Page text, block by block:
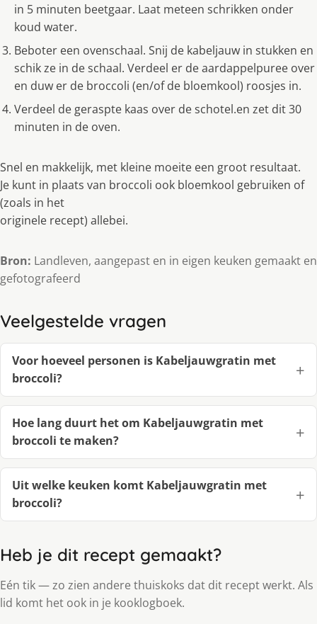
in 5 minuten beetgaar. Laat meteen schrikken onder
koud water.
Beboter een ovenschaal. Snij de kabeljauw in stukken en
schik ze in de schaal. Verdeel er de aardappelpuree over
en duw er de broccoli (en/of de bloemkool) roosjes in.
Verdeel de geraspte kaas over de schotel.en zet dit 30
minuten in de oven.
Snel en makkelijk, met kleine moeite een groot resultaat.
Je kunt in plaats van broccoli ook bloemkool gebruiken of
(zoals in het
originele recept) allebei.
Bron: Landleven, aangepast en in eigen keuken gemaakt en
gefotografeerd
Veelgestelde vragen
Voor hoeveel personen is Kabeljauwgratin met
broccoli?
Hoe lang duurt het om Kabeljauwgratin met
broccoli te maken?
Uit welke keuken komt Kabeljauwgratin met
broccoli?
Heb je dit recept gemaakt?
Eén tik — zo zien andere thuiskoks dat dit recept werkt. Als
lid komt het ook in je kooklogboek.